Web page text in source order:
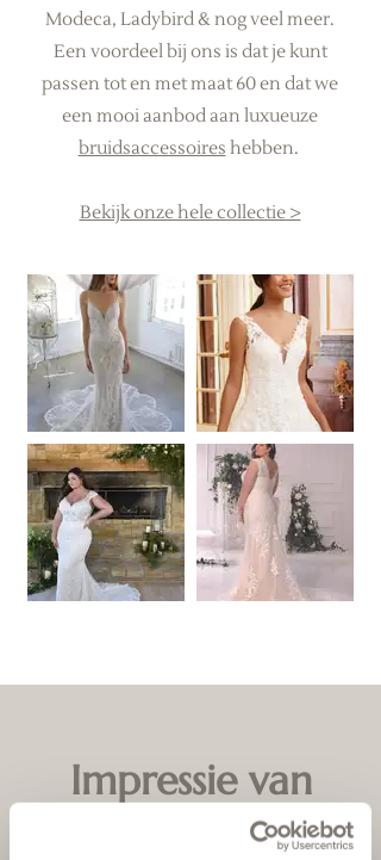
Modeca, Ladybird & nog veel meer.
Een voordeel bij ons is dat je kunt
passen tot en met maat 60 en dat we
een mooi aanbod aan luxueuze
bruidsaccessoires hebben.
Bekijk onze hele collectie >
Impressie van
onze winkel